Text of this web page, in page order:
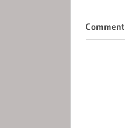
Comment